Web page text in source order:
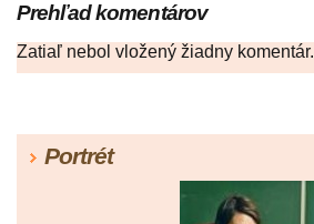
Prehľad komentárov
Zatiaľ nebol vložený žiadny komentár.
Portrét